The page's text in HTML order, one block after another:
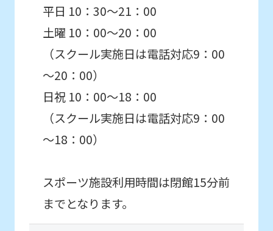
平日 10：30～21：00
土曜 10：00～20：00
（スクール実施日は電話対応9：00
～20：00）
日祝 10：00～18：00
（スクール実施日は電話対応9：00
～18：00）
スポーツ施設利用時間は閉館15分前
までとなります。